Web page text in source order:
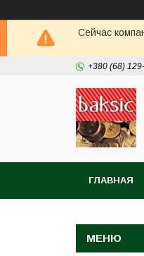
Сейчас
+380 (68)
ГЛАВНАЯ